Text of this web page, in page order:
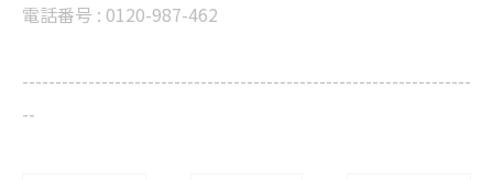
電話番号 : 0120-987-462
--------------------------------------------------------------------
--